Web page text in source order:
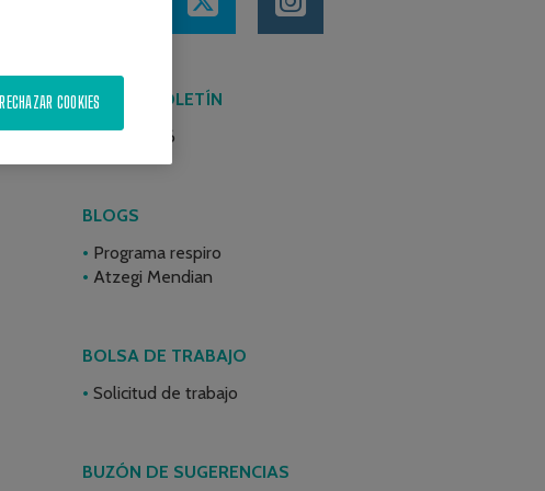
ÚLTIMO BOLETÍN
Junio 2026
BLOGS
Programa respiro
Atzegi Mendian
BOLSA DE TRABAJO
Solicitud de trabajo
BUZÓN DE SUGERENCIAS
RECHAZAR COOKIES